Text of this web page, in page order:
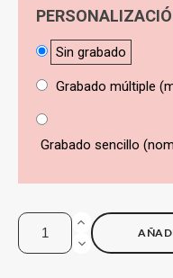
Sin grabado
Grabado múltiple
Grabado sencillo